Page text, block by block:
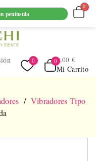
A 69€ EN
Mi Carrito
0,00 €
Vibradores Tipo
península